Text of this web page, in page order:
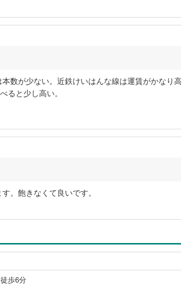
数が少ない。近鉄けいはんな線は運賃がかなり
ると少し高い。
。飽きなくて良いです。
歩6分